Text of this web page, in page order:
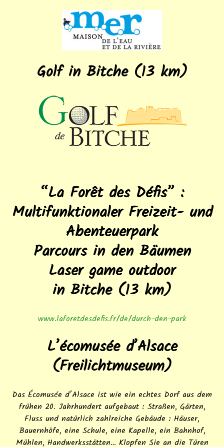
Golf in Bitche (13 km)
.
“La Forêt des Défis” :
Multifunktionaler Freizeit- und
Abenteuerpark
Parcours in den Bäumen
Laser game outdoor
in Bitche (13 km)
www.laforetdesdefis.fr/de/durch-den-park
L’écomusée d’Alsace
(Freilichtmuseum)
Das Écomusée d’Alsace ist wie ein echtes Dorf aus dem
frühen 20. Jahrhundert aufgebaut : Straßen, Gärten,
Fluss und natürlich zahlreiche Gebäude : Häuser,
Bauernhöfe, eine Schule, eine Kapelle, ein Bahnhof,
Mühlen, Handwerksstätten… Klopfen Sie an die Türen